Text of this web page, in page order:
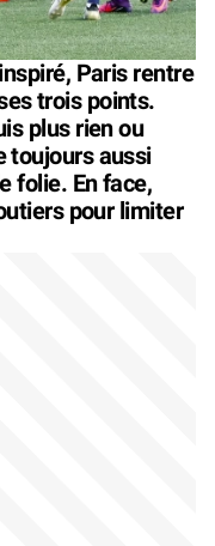
Paris rentre
trois points.
plus rien ou
toujours aussi
folie. En face,
pour limiter